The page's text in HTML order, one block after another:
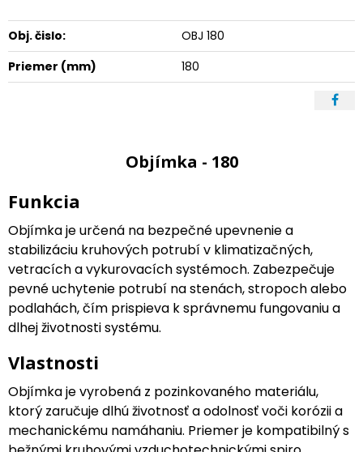
Obj. čislo:
OBJ 180
Priemer (mm)
180
Objímka - 180
Funkcia
Objímka je určená na bezpečné upevnenie a
stabilizáciu kruhových potrubí v klimatizačných,
vetracích a vykurovacích systémoch. Zabezpečuje
pevné uchytenie potrubí na stenách, stropoch alebo
podlahách, čím prispieva k správnemu fungovaniu a
dlhej životnosti systému.
Vlastnosti
Objímka je vyrobená z pozinkovaného materiálu,
ktorý zaručuje dlhú životnosť a odolnosť voči korózii a
mechanickému namáhaniu. Priemer je kompatibilný s